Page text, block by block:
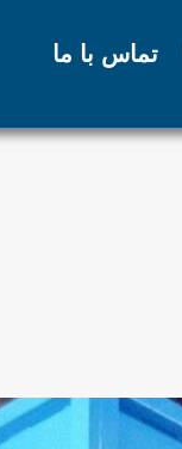
تماس با ما